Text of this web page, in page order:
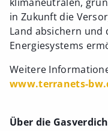
in Zukunft die
Land absichern und
Energiesystems
Weitere
www.terranets-
Über die